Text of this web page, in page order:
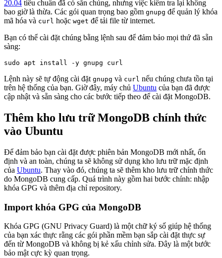
20.04 tiêu chuẩn đã có sẵn chúng, nhưng việc kiểm tra lại không
bao giờ là thừa. Các gói quan trọng bao gồm gnupg để quản lý khóa
mã hóa và curl hoặc wget để tải file từ internet.
Bạn có thể cài đặt chúng bằng lệnh sau để đảm bảo mọi thứ đã sẵn
sàng:
Lệnh này sẽ tự động cài đặt gnupg và curl nếu chúng chưa tồn tại
trên hệ thống của bạn. Giờ đây, máy chủ Ubuntu của bạn đã được
cập nhật và sẵn sàng cho các bước tiếp theo để cài đặt MongoDB.
Thêm kho lưu trữ MongoDB chính thức
vào Ubuntu
Để đảm bảo bạn cài đặt được phiên bản MongoDB mới nhất, ổn
định và an toàn, chúng ta sẽ không sử dụng kho lưu trữ mặc định
của Ubuntu. Thay vào đó, chúng ta sẽ thêm kho lưu trữ chính thức
do MongoDB cung cấp. Quá trình này gồm hai bước chính: nhập
khóa GPG và thêm địa chỉ repository.
Import khóa GPG của MongoDB
Khóa GPG (GNU Privacy Guard) là một chữ ký số giúp hệ thống
của bạn xác thực rằng các gói phần mềm bạn sắp cài đặt thực sự
đến từ MongoDB và không bị kẻ xấu chỉnh sửa. Đây là một bước
bảo mật cực kỳ quan trọng.